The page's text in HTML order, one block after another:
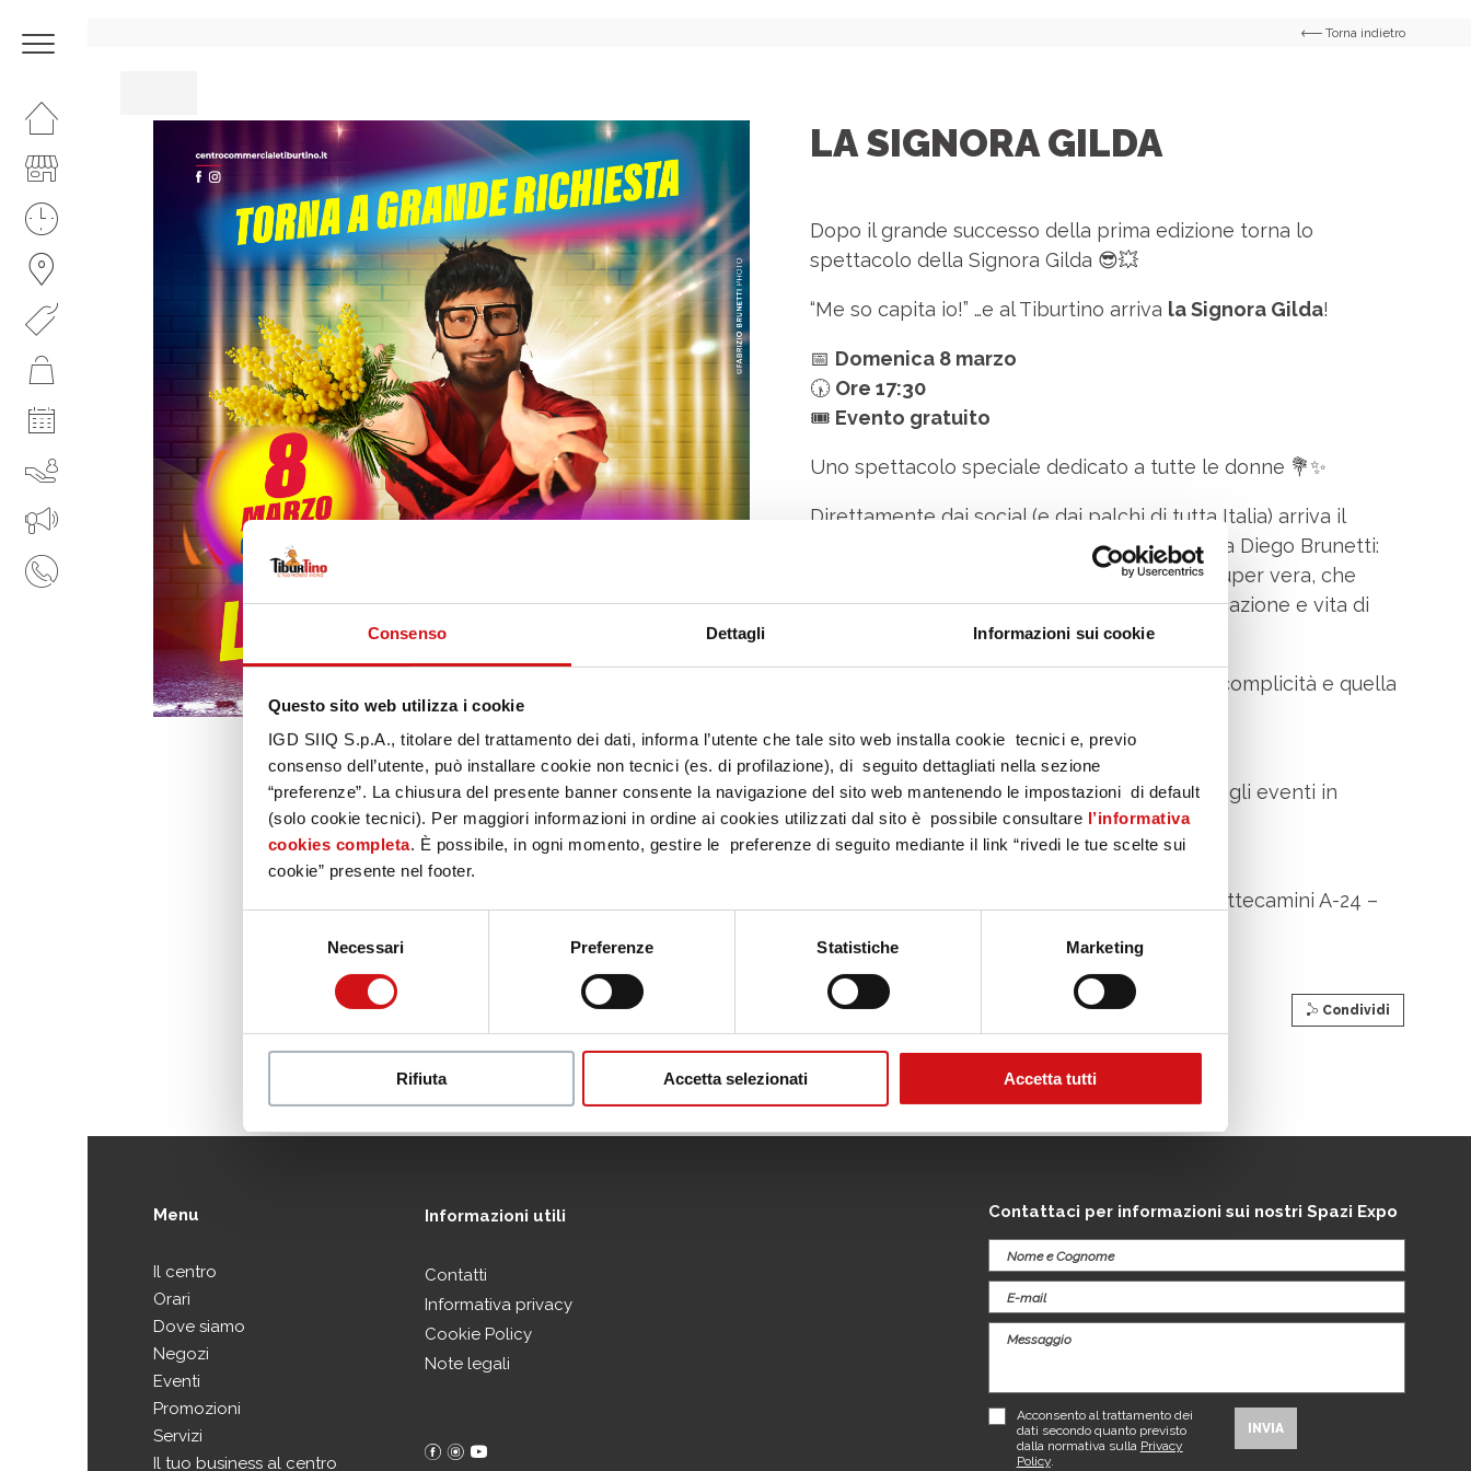
Consenso Dettagli Informazioni sui cookie
Questo sito web utilizza i cookie
IGD SIIQ S.p.A., titolare del trattamento dei dati, informa l’utente che tale sito web installa cookie tecnici e, previo
consenso dell’utente, può installare cookie non tecnici (es. di profilazione), di seguito dettagliati nella sezione
“preferenze”. La chiusura del presente banner consente la navigazione del sito web mantenendo le impostazioni di default
(solo cookie tecnici). Per maggiori informazioni in ordine ai cookies utilizzati dal sito è possibile consultare l’informativa
cookies completa. È possibile, in ogni momento, gestire le preferenze di seguito mediante il link “rivedi le tue scelte sui
cookie” presente nel footer.
Necessari Preferenze Statistiche Marketing
Rifiuta Accetta selezionati Accetta tutti
HOMEPAGE
COME RAGGIUNGERCI
IL TUO BUSINESS AL CENTRO
CONTATTI
Torna indietro
LA SIGNORA GILDA
Dopo il grande successo della prima edizione torna lo
spettacolo della Signora Gilda 😎💥
“Me so capita io!” …e al Tiburtino arriva la Signora Gilda!
📅 Domenica 8 marzo
🕠 Ore 17:30
🎟 Evento gratuito
Uno spettacolo speciale dedicato a tutte le donne 💐✨
Direttamente dai social (e dai palchi di tutta Italia) arriva il
personaggio comico creato e interpretato da Diego Brunetti:
una “mamma italiana” irresistibile, ironica e super vera, che
racconta quotidianità, problemi di casa, educazione e vita di
tutti i giorni… come solo Gilda sa fare 😂🏠
Un pomeriggio da vivere insieme tra risate, complicità e quella
“Oddio, è proprio così!” 😅
📲 Scarica la Tiburtino App per scoprire tutti gli eventi in
programma!
Via Tiburtina Km 20.500 – Uscita 13 GRA / Settecamini A-24 –
Condividi
Menu
Il centro
Orari
Dove siamo
Negozi
Eventi
Promozioni
Servizi
Il tuo business al centro
Informazioni utili
Contatti
Informativa privacy
Cookie Policy
Note legali
Contattaci per informazioni sui nostri Spazi Expo
Acconsento al trattamento dei
dati secondo quanto previsto
dalla normativa sulla Privacy
Policy.